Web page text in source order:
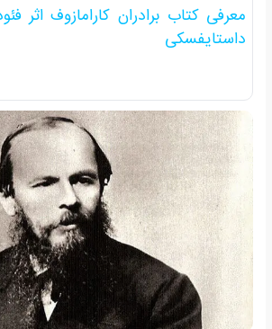
معرفی کتاب برادران کارامازوف اثر
داستایفسکی